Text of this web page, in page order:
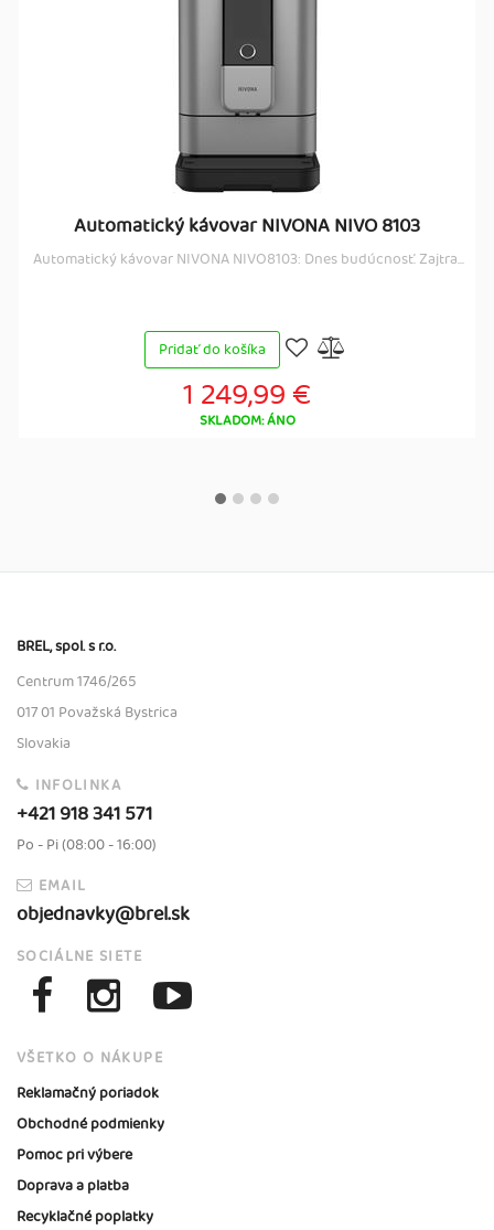
Automatický kávovar NIVONA NIVO 8103
Automatický kávovar NIVONA NIVO8103: Dnes budúcnosť. Zajtra...
Pridať do košíka
1 249,99 €
SKLADOM: ÁNO
BREL, spol. s r.o.
Centrum 1746/265
017 01 Považská Bystrica
Slovakia
INFOLINKA
+421 918 341 571
Po - Pi (08:00 - 16:00)
EMAIL
objednavky@brel.sk
SOCIÁLNE SIETE
VŠETKO O NÁKUPE
Reklamačný poriadok
Obchodné podmienky
Pomoc pri výbere
Doprava a platba
Recyklačné poplatky